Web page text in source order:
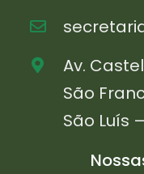
Av.
São
São Luís